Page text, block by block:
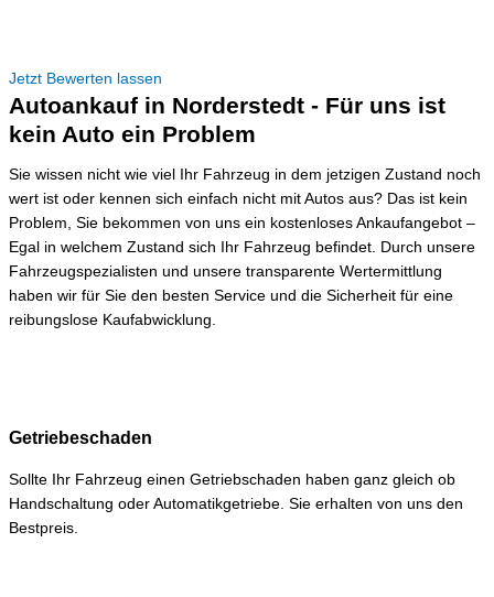
Jetzt Bewerten lassen
Autoankauf in Norderstedt - Für uns ist
kein Auto ein Problem
Sie wissen nicht wie viel Ihr Fahrzeug in dem jetzigen Zustand noch
wert ist oder kennen sich einfach nicht mit Autos aus? Das ist kein
Problem, Sie bekommen von uns ein kostenloses Ankaufangebot –
Egal in welchem Zustand sich Ihr Fahrzeug befindet. Durch unsere
Fahrzeugspezialisten und unsere transparente Wertermittlung
haben wir für Sie den besten Service und die Sicherheit für eine
reibungslose Kaufabwicklung.
Getriebeschaden
Sollte Ihr Fahrzeug einen Getriebschaden haben ganz gleich ob
Handschaltung oder Automatikgetriebe. Sie erhalten von uns den
Bestpreis.